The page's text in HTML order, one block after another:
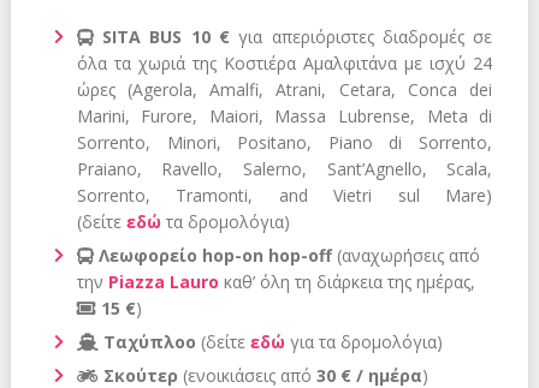
SITA BUS 10 €για απεριόριστες διαδρομές σε
όλα τα χωριά της Κοστιέρα Αμαλφιτάνα με ισχύ 24
ώρες (Agerola, Amalfi, Atrani, Cetara, Conca dei
Marini, Furore, Maiori, Massa Lubrense, Meta di
Sorrento, Minori, Positano, Piano di Sorrento,
Praiano, Ravello, Salerno, Sant’Agnello, Scala,
Sorrento, Tramonti, and Vietri sul Mare)
(δείτε εδώ τα δρομολόγια)
Λεωφορείο hop-on hop-off (αναχωρήσεις από
την Piazza Lauro καθ’ όλη τη διάρκεια της ημέρας,
15 €)
Ταχύπλοο (δείτε εδώ για τα δρομολόγια)
Σκούτερ (ενοικιάσεις από 30 € / ημέρα)